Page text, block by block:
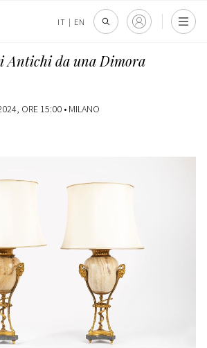
IT | EN
da una Dimora
ORE 15:00 • MILANO